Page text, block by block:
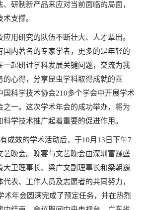
研制新产品来应对当前面临的局面，
支撑。
用研究的队伍不断壮大、人才辈出。
国内著名的专家学者，更多的是年轻的
一起研讨学科发展关键问题，交流为我
的心得，分享昆虫学科取得成就的喜
国科学技术协会210多个学会中开展学术
之一。这次学术年会的成功举办，将为
学技术推广起着重要的促进作用。
成效的学术活动后，于10月13日下午7
艺晚会。晚宴与文艺晚会由深圳富巍盛
大卫理事长、梁广文副理事长和梁朝巍
表、工作人员及志愿者的共同努力，
术年会圆满完成了预定任务，并在热烈